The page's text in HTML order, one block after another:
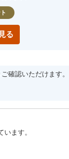
－
る
確認いただけます。
ます。